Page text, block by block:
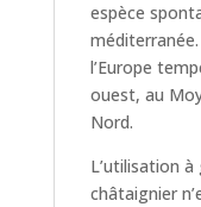
espèce
l’Europe
ouest, au
Nord.
L’utilisation
châtaignier